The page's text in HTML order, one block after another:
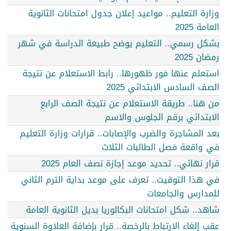
وزارة التعليم.. مواعيد إعلان جدول امتحانات الثانوية
العامة 2025
بشكل رسمي.. التعليم يوضح طبيعة الدراسة في شهر
رمضان 2025
استعلم عنها فور ظهورها.. رابط الاستعلام عن نتيجة
الصف السادس الابتدائي 2025
من هنا.. طريقة الاستعلام عن نتيجة الصف الرابع
الابتدائي برقم الجلوس والاسم
بعد المشاجرة والضرب والإصابات.. قرارات وزارة التعليم
في واقعة فصل الطالبات الثلاث
قرار نهائي.. تحديد موعد إجازة نصف العام 2025
في هذا التوقيت.. تعرف على موعد بداية الترم الثاني
للمدارس والجامعات
شاهد.. شكل امتحانات البكالوريا بديل الثانوية العامة
عقب إلغاء الارتباط بالرخصة.. قرار بإضافة العلاوة السنوية